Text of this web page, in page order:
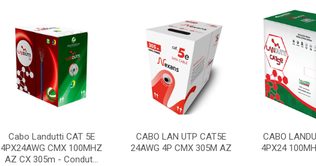
Cabo Landutti CAT 5E
4PX24AWG CMX 100MHZ
AZ CX 305m - Condut...
CABO LAN UTP CAT5E
24AWG 4P CMX 305M AZ
CABO
4PX24